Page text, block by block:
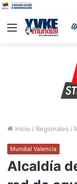
Menu
Inicio / Regionales /
Mundial Valencia
Alcaldía